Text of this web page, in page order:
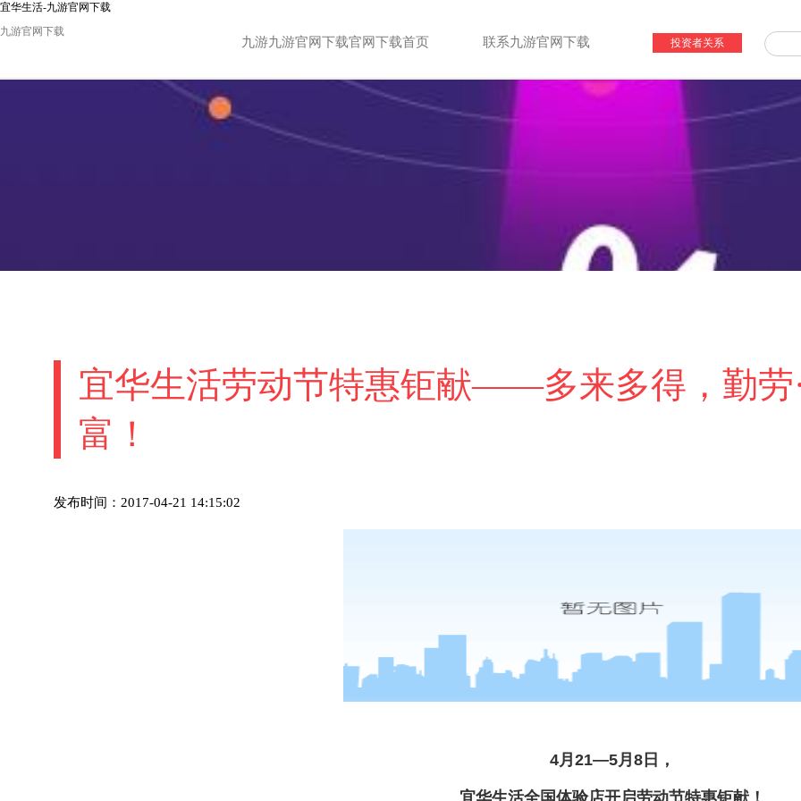
宜华生活-九游官网下载
九游官网下载
九游九游官网下载官网下载首页 联系九游官网下载 投资者关系
宜华生活劳动节特惠钜献——多来多得，勤劳
富！
发布时间：2017-04-21 14:15:02
4月21—5月8日，
宜华生活全国体验店开启劳动节特惠钜献！